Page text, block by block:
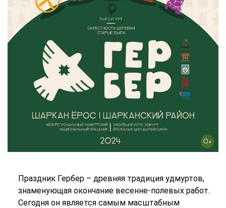
Праздник Гербер – древняя традиция удмуртов,
знаменующая окончание весенне-полевых работ.
Сегодня он является самым масштабным